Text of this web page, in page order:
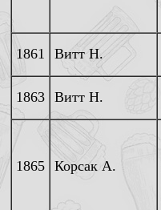
1861 Витт Н.
1863 Витт Н.
1865 Корсак А.